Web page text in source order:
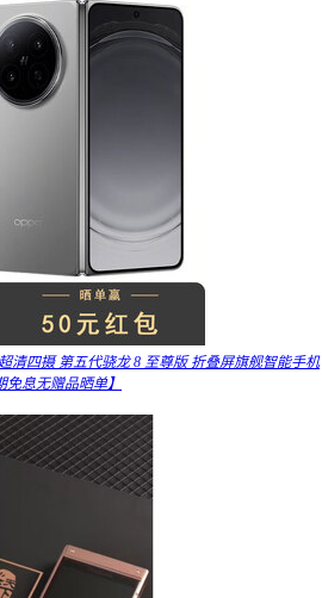
清四摄 第五代骁龙 8 至尊版 折叠屏旗舰智能手机
免息无赠品晒单】